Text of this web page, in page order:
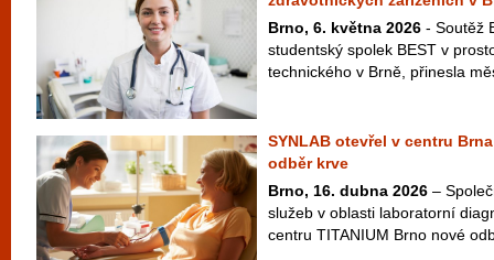
Brno, 6. května 2026 - Soutěž
studentský spolek BEST v
technického v Brně, přinesla
SYNLAB otevřel v centru
odběr krve
Brno, 16. dubna 2026 –
služeb v oblasti laboratorní
centru TITANIUM Brno nové